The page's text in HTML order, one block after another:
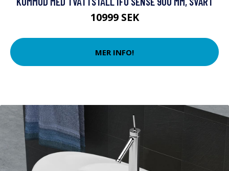
10999 SEK
MER INFO!